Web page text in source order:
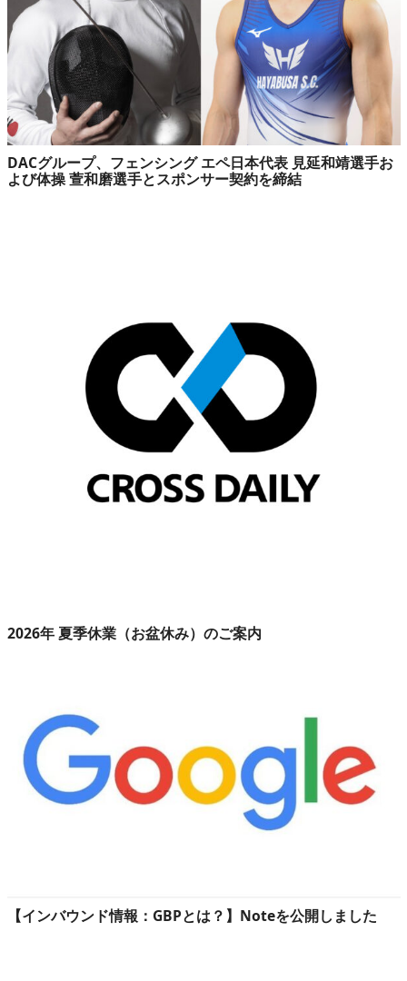
DACグループ、フェンシング エペ日本代表 見延和靖選手お
よび体操 萱和磨選手とスポンサー契約を締結
2026年 夏季休業（お盆休み）のご案内
【インバウンド情報：GBPとは？】Noteを公開しました